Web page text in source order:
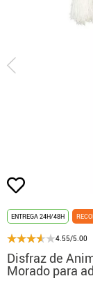
ENTREGA 24H/48H
4.55/5.00
Disfraz de
Morado para